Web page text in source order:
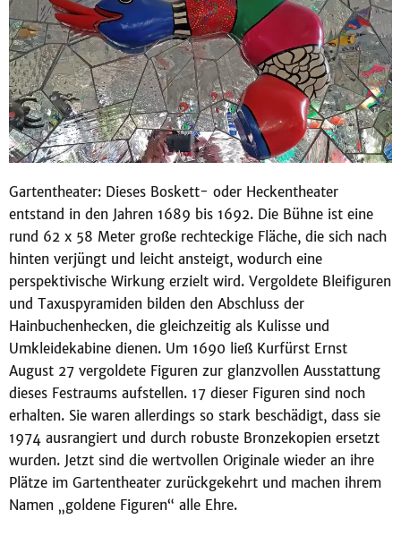
Gartentheater: Dieses Boskett- oder Heckentheater
entstand in den Jahren 1689 bis 1692. Die Bühne ist eine
rund 62 x 58 Meter große rechteckige Fläche, die sich nach
hinten verjüngt und leicht ansteigt, wodurch eine
perspektivische Wirkung erzielt wird. Vergoldete Bleifiguren
und Taxuspyramiden bilden den Abschluss der
Hainbuchenhecken, die gleichzeitig als Kulisse und
Umkleidekabine dienen. Um 1690 ließ Kurfürst Ernst
August 27 vergoldete Figuren zur glanzvollen Ausstattung
dieses Festraums aufstellen. 17 dieser Figuren sind noch
erhalten. Sie waren allerdings so stark beschädigt, dass sie
1974 ausrangiert und durch robuste Bronzekopien ersetzt
wurden. Jetzt sind die wertvollen Originale wieder an ihre
Plätze im Gartentheater zurückgekehrt und machen ihrem
Namen „goldene Figuren“ alle Ehre.